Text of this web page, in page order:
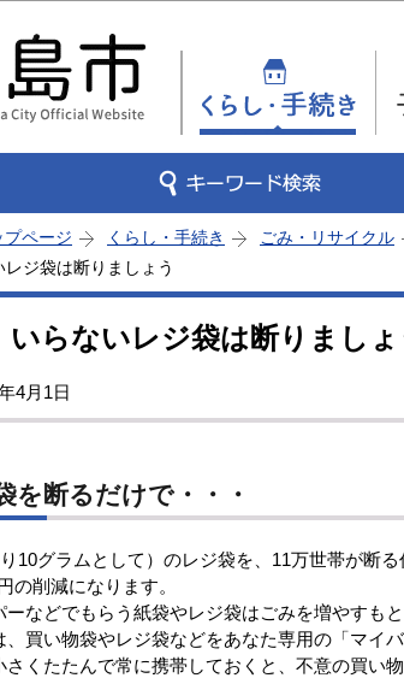
この
プページ くらし・手続き ごみ・リサイクル
ジ袋は断りましょう
らないレジ袋は断りましょ
4月1日
を断るだけで・・・
10グラムとして）のレジ袋を、11万世帯が断
の削減になります。
などでもらう紙袋やレジ袋はごみを増やすもと
買い物袋やレジ袋などをあなた専用の「マイバ
くたたんで常に携帯しておくと、不意の買い物